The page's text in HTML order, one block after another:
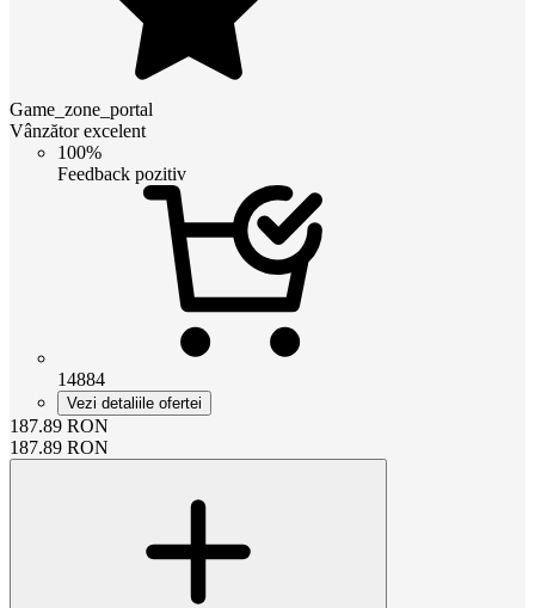
Game_zone_portal
Vânzător excelent
100%
Feedback pozitiv
14884
Vezi detaliile ofertei
187.89 RON
187.89 RON